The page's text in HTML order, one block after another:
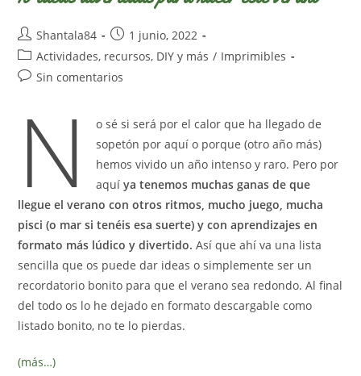
Autor
de
la
entrada:
Shantala84
Publicación
de
entrada:
1 junio, 2022
Categoría
de
Actividades, recursos, DIY y más / Imprimibles
Comentarios
entrada:
Sin comentarios
N
o sé si será por el calor que ha llegado de
sopetón por aquí o porque (otro año más)
hemos vivido un año intenso y raro. Pero por
aquíya tenemos muchas ganas de que
llegue el verano con otros ritmos, mucho juego, mucha
pisci (o mar si tenéis esa suerte) y con aprendizajes en
formato más lúdico y divertido. Así que ahí va una lista
sencilla que os puede dar ideas o simplemente ser un
recordatorio bonito para que el verano sea redondo. Al final
del todo os lo he dejado en formato descargable como
listado bonito, no te lo pierdas.
(más…)